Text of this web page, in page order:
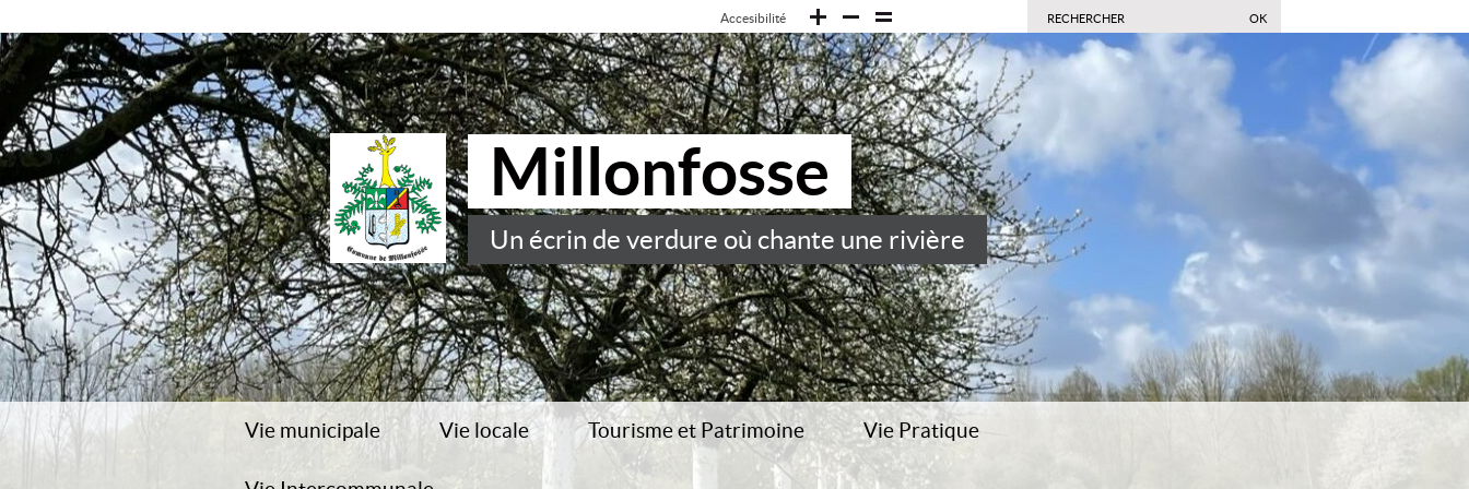
Accesibilité
Vie municipale
Conseil municipal
Vie locale
École – restauration – garderie –
CLSH/Colonie
Tourisme et Patrimoine
Histoire locale
Vie Pratique
Présentation commune
Millonfosse
Un écrin de verdure où chante une rivière